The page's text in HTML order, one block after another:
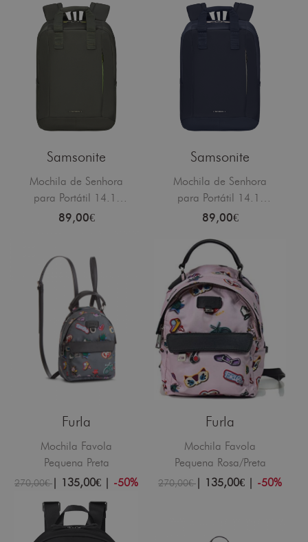
Samsonite
Mochila de Senhora
para Portátil 14.1"
Verde
89,00€
Samsonite
Mochila de Senhora
para Portátil 14.1"
Azul Meia-Noite
89,00€
Furla
Mochila Favola
Pequena Preta
270,00€| 135,00€ | -50%
Furla
Mochila Favola
Pequena Rosa/Preta
270,00€| 135,00€ | -50%